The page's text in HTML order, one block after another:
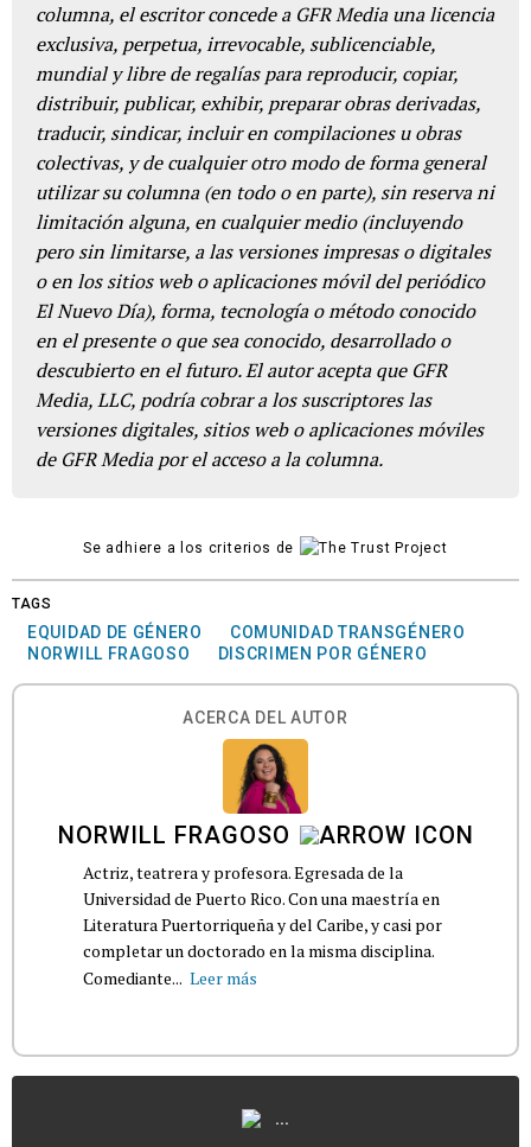
columna, el escritor concede a GFR Media una licencia
exclusiva, perpetua, irrevocable, sublicenciable,
mundial y libre de regalías para reproducir, copiar,
distribuir, publicar, exhibir, preparar obras derivadas,
traducir, sindicar, incluir en compilaciones u obras
colectivas, y de cualquier otro modo de forma general
utilizar su columna (en todo o en parte), sin reserva ni
limitación alguna, en cualquier medio (incluyendo
pero sin limitarse, a las versiones impresas o digitales
o en los sitios web o aplicaciones móvil del periódico
El Nuevo Día), forma, tecnología o método conocido
en el presente o que sea conocido, desarrollado o
descubierto en el futuro. El autor acepta que GFR
Media, LLC, podría cobrar a los suscriptores las
versiones digitales, sitios web o aplicaciones móviles
de GFR Media por el acceso a la columna.
Se adhiere a los criterios de
TAGS
EQUIDAD DE GÉNERO
COMUNIDAD TRANSGÉNERO
NORWILL FRAGOSO
DISCRIMEN POR GÉNERO
ACERCA DEL AUTOR
NORWILL FRAGOSO
Actriz, teatrera y profesora. Egresada de la
Universidad de Puerto Rico. Con una maestría en
Literatura Puertorriqueña y del Caribe, y casi por
completar un doctorado en la misma disciplina.
Comediante... Leer más
...